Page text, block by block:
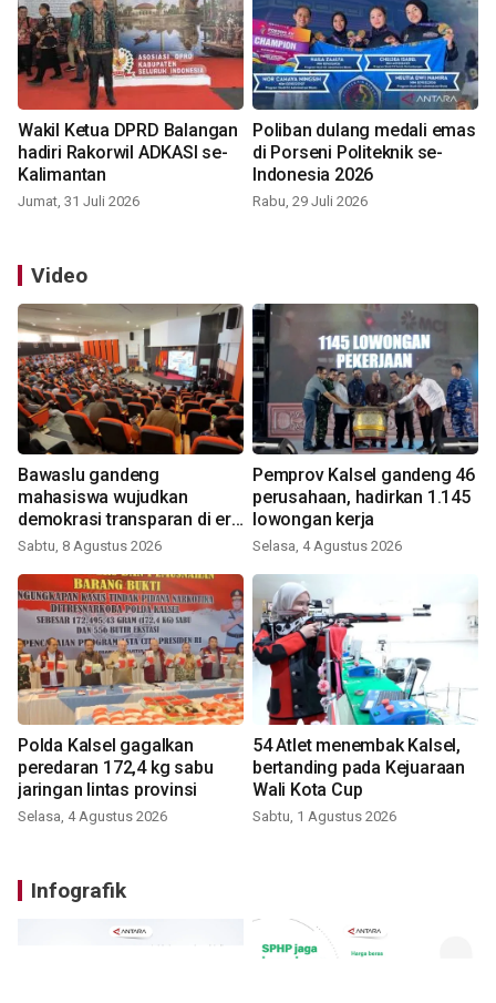
Wakil Ketua DPRD Balangan
hadiri Rakorwil ADKASI se-
Kalimantan
Jumat, 31 Juli 2026
Poliban dulang medali emas
di Porseni Politeknik se-
Indonesia 2026
Rabu, 29 Juli 2026
Video
Bawaslu gandeng
mahasiswa wujudkan
demokrasi transparan di era
digital
Sabtu, 8 Agustus 2026
Pemprov Kalsel gandeng 46
perusahaan, hadirkan 1.145
lowongan kerja
Selasa, 4 Agustus 2026
Polda Kalsel gagalkan
peredaran 172,4 kg sabu
jaringan lintas provinsi
Selasa, 4 Agustus 2026
54 Atlet menembak Kalsel,
bertanding pada Kejuaraan
Wali Kota Cup
Sabtu, 1 Agustus 2026
Infografik